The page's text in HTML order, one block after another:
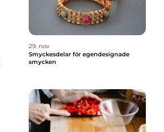
29. nov
Smyckesdelar för egendesignade
smycken